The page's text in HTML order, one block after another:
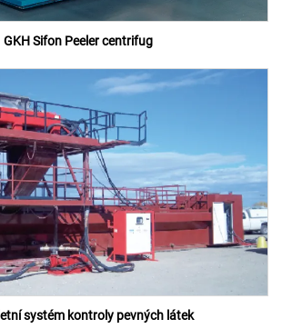
GKH Sifon Peeler centrifug
systém kontroly pevných látek